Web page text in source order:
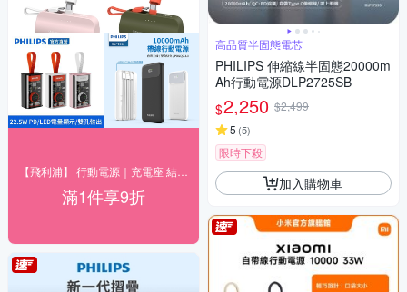
滿1件享9折
高品質半固態電芯
PHILIPS 伸縮線半固態20000m
Ah行動電源DLP2725SB
$2,250 $2,499
5 (5)
限時下殺
加入購物車